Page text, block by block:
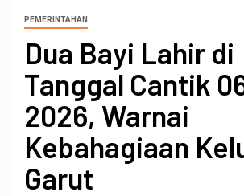
PEMERINTAHAN
Dua Bayi Lahir di
Tanggal Cantik
2026, Warnai
Kebahagiaan
Garut